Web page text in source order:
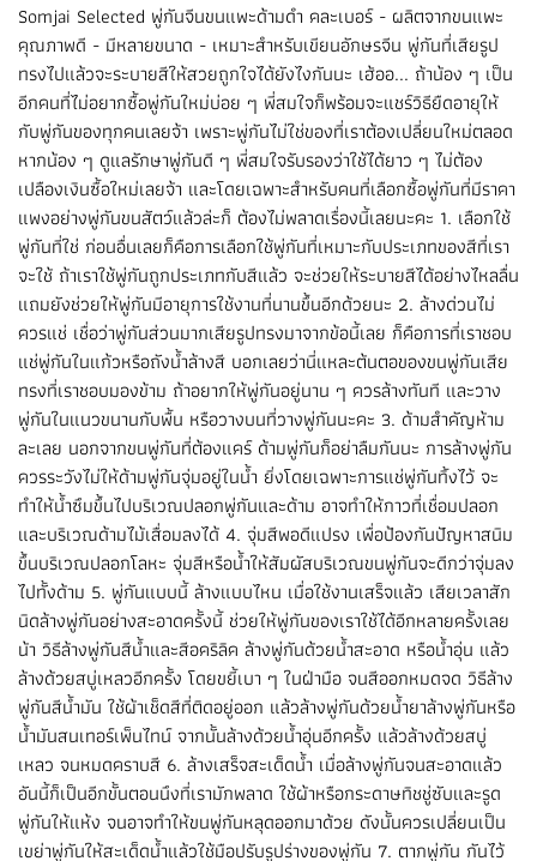
Somjai Selected พู่กันจีนขนแพะด้ามดำ คละเบอร์ - ผลิตจากขนแพะ
คุณภาพดี - มีหลายขนาด - เหมาะสำหรับเขียนอักษรจีน พู่กันที่เสียรูป
ทรงไปแล้วจะระบายสีให้สวยถูกใจได้ยังไงกันนะ เฮ้ออ... ถ้าน้อง ๆ เป็น
อีกคนที่ไม่อยากซื้อพู่กันใหม่บ่อย ๆ พี่สมใจก็พร้อมจะแชร์วิธียืดอายุให้
กับพู่กันของทุกคนเลยจ้า เพราะพู่กันไม่ใช่ของที่เราต้องเปลี่ยนใหม่ตลอด
หากน้อง ๆ ดูแลรักษาพู่กันดี ๆ พี่สมใจรับรองว่าใช้ได้ยาว ๆ ไม่ต้อง
เปลืองเงินซื้อใหม่เลยจ้า และโดยเฉพาะสำหรับคนที่เลือกซื้อพู่กันที่มีราคา
แพงอย่างพู่กันขนสัตว์แล้วล่ะก็ ต้องไม่พลาดเรื่องนี้เลยนะคะ 1. เลือกใช้
พู่กันที่ใช่ ก่อนอื่นเลยก็คือการเลือกใช้พู่กันที่เหมาะกับประเภทของสีที่เรา
จะใช้ ถ้าเราใช้พู่กันถูกประเภทกับสีแล้ว จะช่วยให้ระบายสีได้อย่างไหลลื่น
แถมยังช่วยให้พู่กันมีอายุการใช้งานที่นานขึ้นอีกด้วยนะ 2. ล้างด่วนไม่
ควรแช่ เชื่อว่าพู่กันส่วนมากเสียรูปทรงมาจากข้อนี้เลย ก็คือการที่เราชอบ
แช่พู่กันในแก้วหรือถังน้ำล้างสี บอกเลยว่านี่แหละต้นตอของขนพู่กันเสีย
ทรงที่เราชอบมองข้าม ถ้าอยากให้พู่กันอยู่นาน ๆ ควรล้างทันที และวาง
พู่กันในแนวขนานกับพื้น หรือวางบนที่วางพู่กันนะคะ 3. ด้ามสำคัญห้าม
ละเลย นอกจากขนพู่กันที่ต้องแคร์ ด้ามพู่กันก็อย่าลืมกันนะ การล้างพู่กัน
ควรระวังไม่ให้ด้ามพู่กันจุ่มอยู่ในน้ำ ยิ่งโดยเฉพาะการแช่พู่กันทิ้งไว้ จะ
ทำให้น้ำซึมขึ้นไปบริเวณปลอกพู่กันและด้าม อาจทำให้กาวที่เชื่อมปลอก
และบริเวณด้ามไม้เสื่อมลงได้ 4. จุ่มสีพอดีแปรง เพื่อป้องกันปัญหาสนิม
ขึ้นบริเวณปลอกโลหะ จุ่มสีหรือน้ำให้สัมผัสบริเวณขนพู่กันจะดีกว่าจุ่มลง
ไปทั้งด้าม 5. พู่กันแบบนี้ ล้างแบบไหน เมื่อใช้งานเสร็จแล้ว เสียเวลาสัก
นิดล้างพู่กันอย่างสะอาดครั้งนี้ ช่วยให้พู่กันของเราใช้ได้อีกหลายครั้งเลย
น้า วิธีล้างพู่กันสีน้ำและสีอคริลิค ล้างพู่กันด้วยน้ำสะอาด หรือน้ำอุ่น แล้ว
ล้างด้วยสบู่เหลวอีกครั้ง โดยขยี้เบา ๆ ในฝ่ามือ จนสีออกหมดจด วิธีล้าง
พู่กันสีน้ำมัน ใช้ผ้าเช็ดสีที่ติดอยู่ออก แล้วล้างพู่กันด้วยน้ำยาล้างพู่กันหรือ
น้ำมันสนเทอร์เพ็นไทน์ จากนั้นล้างด้วยน้ำอุ่นอีกครั้ง แล้วล้างด้วยสบู่
เหลว จนหมดคราบสี 6. ล้างเสร็จสะเด็ดน้ำ เมื่อล้างพู่กันจนสะอาดแล้ว
อันนี้ก็เป็นอีกขั้นตอนนึงที่เรามักพลาด ใช้ผ้าหรือกระดาษทิชชู่ซับและรูด
พู่กันให้แห้ง จนอาจทำให้ขนพู่กันหลุดออกมาด้วย ดังนั้นควรเปลี่ยนเป็น
เขย่าพู่กันให้สะเด็ดน้ำแล้วใช้มือปรับรูปร่างของพู่กัน 7. ตากพู่กัน กันไว้